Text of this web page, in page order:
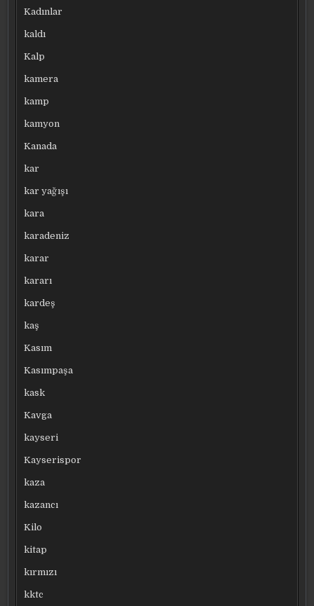
Kadınlar
kaldı
Kalp
kamera
kamp
kamyon
Kanada
kar
kar yağışı
kara
karadeniz
karar
kararı
kardeş
kaş
Kasım
Kasımpaşa
kask
Kavga
kayseri
Kayserispor
kaza
kazancı
Kilo
kitap
kırmızı
kktc